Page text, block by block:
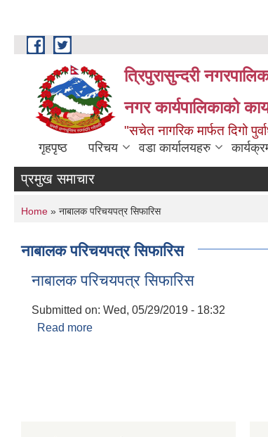
Skip to main content
त्रिपुरासुन्दरी
नगर कार्यपालिकाको
"सचेत नागरिक मार्फत दिगो
गृहपृष्ठ परिचय वडा कार्यालयहरु
प्रमुख समाचार
You are here
Home » नाबालक परिचयपत्र सिफारिस
नाबालक परिचयपत्र सिफारिस
नाबालक परिचयपत्र सिफारिस
Submitted on: Wed, 05/29/2019 - 18:32
Read more